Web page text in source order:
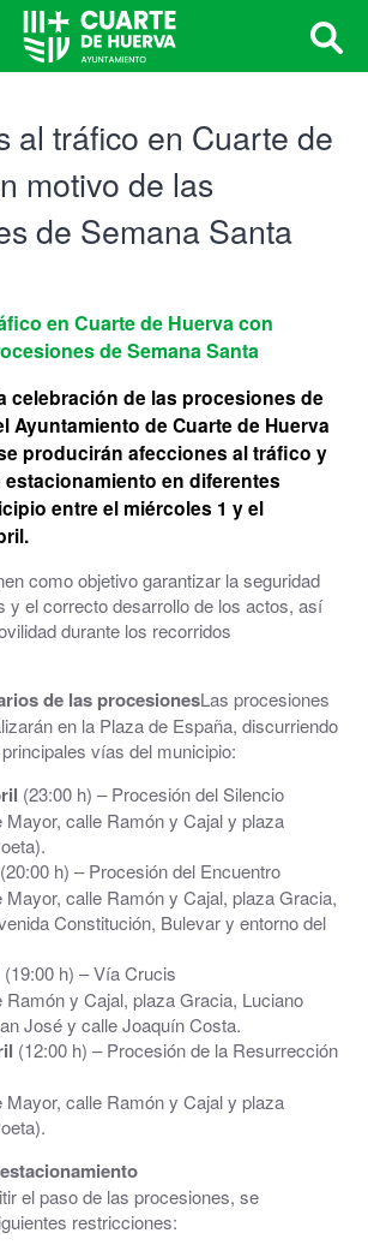
al tráfico en Cuarte de
motivo de las
de Semana Santa
en Cuarte de Huerva con
de Semana Santa
celebración de las procesiones de
Ayuntamiento de Cuarte de Huerva
producirán afecciones al tráfico y
en diferentes
entre el miércoles 1 y el
como objetivo garantizar la seguridad
y el correcto desarrollo de los actos, así
durante los recorridos
de las procesionesLas procesiones
en la Plaza de España, discurriendo
vías del municipio:
(23:00 h) – Procesión del Silencio
Mayor, calle Ramón y Cajal y plaza
(20:00 h) – Procesión del Encuentro
Mayor, calle Ramón y Cajal, plaza Gracia,
Constitución, Bulevar y entorno del
(19:00 h) – Vía Crucis
Ramón y Cajal, plaza Gracia, Luciano
José y calle Joaquín Costa.
(12:00 h) – Procesión de la Resurrección
Mayor, calle Ramón y Cajal y plaza
el paso de las procesiones, se
restricciones: